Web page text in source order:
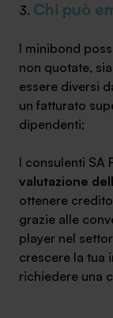
Chi può
I minibond
non quotate,
essere diversi
un fatturato
dipendenti;
I consulenti SA
valutazione
ottenere
grazie alle
player nel
crescere la tua
richiedere una